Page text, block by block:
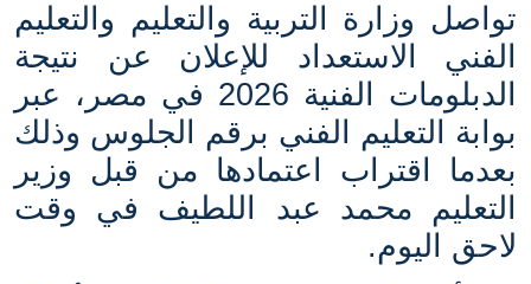
تواصل وزارة التربية والتعليم والتعليم
الفني الاستعداد للإعلان عن نتيجة
الدبلومات الفنية 2026 في مصر، عبر
بوابة التعليم الفني برقم الجلوس وذلك
بعدما اقتراب اعتمادها من قبل وزير
التعليم محمد عبد اللطيف في وقت
لاحق اليوم.